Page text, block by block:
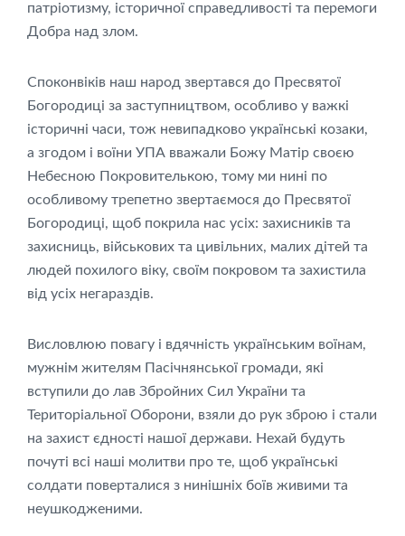
патріотизму, історичної справедливості та перемоги
Добра над злом.
Споконвіків наш народ звертався до Пресвятої
Богородиці за заступництвом, особливо у важкі
історичні часи, тож невипадково українські козаки,
а згодом і воїни УПА вважали Божу Матір своєю
Небесною Покровителькою, тому ми нині по
особливому трепетно звертаємося до Пресвятої
Богородиці, щоб покрила нас усіх: захисників та
захисниць, військових та цивільних, малих дітей та
людей похилого віку, своїм покровом та захистила
від усіх негараздів.
Висловлюю повагу і вдячність українським воїнам,
мужнім жителям Пасічнянської громади, які
вступили до лав Збройних Сил України та
Територіальної Оборони, взяли до рук зброю і стали
на захист єдності нашої держави. Нехай будуть
почуті всі наші молитви про те, щоб українські
солдати поверталися з нинішніх боїв живими та
неушкодженими.